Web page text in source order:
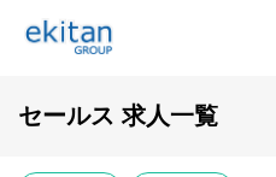
セールス 求人一覧